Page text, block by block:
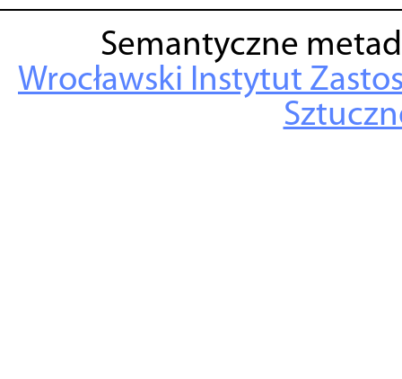
Semantyczne
Wrocławski Instytut